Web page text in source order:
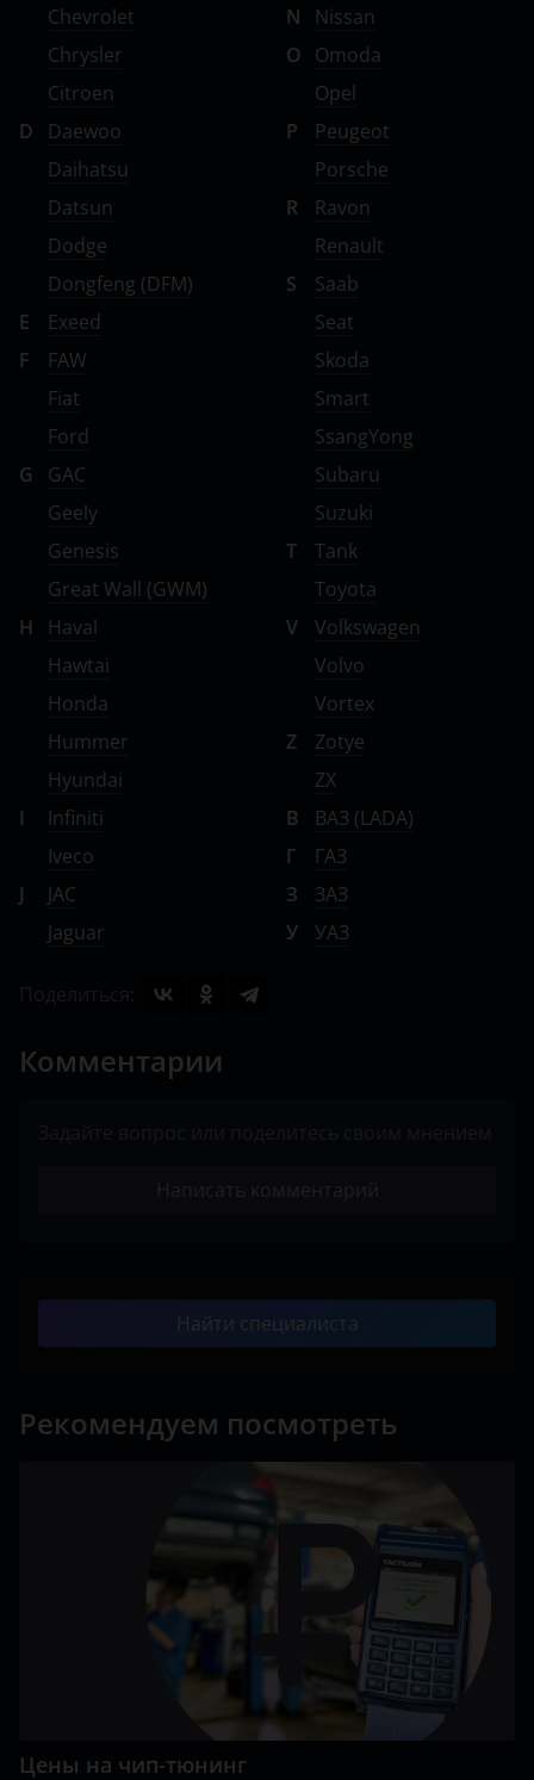
Chevrolet
Chrysler
Citroen
D
Daewoo
Daihatsu
Datsun
Dodge
Dongfeng (DFM)
E
Exeed
F
FAW
Fiat
Ford
G
GAC
Geely
Genesis
Great Wall (GWM)
H
Haval
Hawtai
Honda
Hummer
Hyundai
I
Infiniti
Iveco
J
JAC
Jaguar
N
Nissan
O
Omoda
Opel
P
Peugeot
Porsche
R
Ravon
Renault
S
Saab
Seat
Skoda
Smart
SsangYong
Subaru
Suzuki
T
Tank
Toyota
V
Volkswagen
Volvo
Vortex
Z
Zotye
ZX
В
ВАЗ (LADA)
Г
ГАЗ
З
ЗАЗ
У
УАЗ
Комментарии
Найти специалиста
Рекомендуем посмотреть
Цены на чип-тюнинг